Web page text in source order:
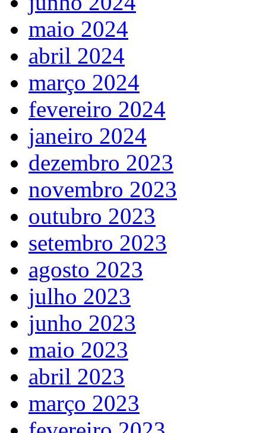
maio 2024
abril 2024
março 2024
fevereiro 2024
janeiro 2024
dezembro 2023
novembro 2023
outubro 2023
setembro 2023
agosto 2023
julho 2023
junho 2023
maio 2023
abril 2023
março 2023